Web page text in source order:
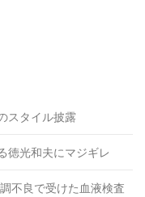
スタイル披露
徳光和夫にマジギレ
不良で受けた血液検査